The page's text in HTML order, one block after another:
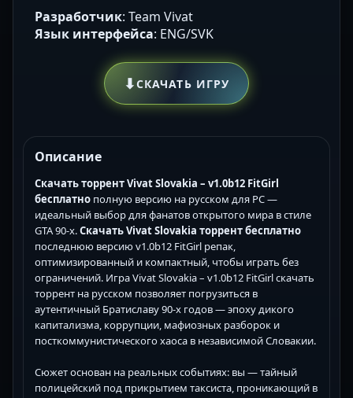
Разработчик: Team Vivat
Язык интерфейса: ENG/SVK
⬇СКАЧАТЬ ИГРУ
Описание
Скачать торрент Vivat Slovakia – v1.0b12 FitGirl
бесплатно полную версию на русском для PC —
идеальный выбор для фанатов открытого мира в стиле
GTA 90-х.Скачать Vivat Slovakia торрент бесплатно
последнюю версию v1.0b12 FitGirl репак,
оптимизированный и компактный, чтобы играть без
ограничений. Игра Vivat Slovakia – v1.0b12 FitGirl скачать
торрент на русском позволяет погрузиться в
аутентичный Братиславу 90-х годов — эпоху дикого
капитализма, коррупции, мафиозных разборок и
посткоммунистического хаоса в независимой Словакии.
Сюжет основан на реальных событиях: вы — тайный
полицейский под прикрытием таксиста, проникающий в